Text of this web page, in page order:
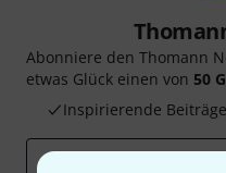
Abonniere den Thomann
etwas Glück einen von 50
Inspirierende Beiträge